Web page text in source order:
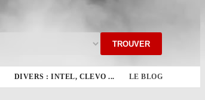
TROUVER
DIVERS : INTEL, CLEVO ... LE BLOG